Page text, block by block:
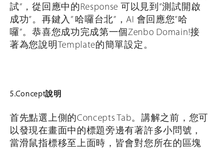
試”，從回應中的Response 可以見到”測試開啟
成功”。再鍵入” 哈囉台北”，AI 會回應您”哈
囉”。恭喜您成功完成第一個Zenbo Domain!接
著為您說明Template的簡單設定。
5.Concept說明
首先點選上側的Concepts Tab。講解之前，您可
以發現在畫面中的標題旁邊有著許多小問號，
當滑鼠指標移至上面時，皆會對您所在的區塊